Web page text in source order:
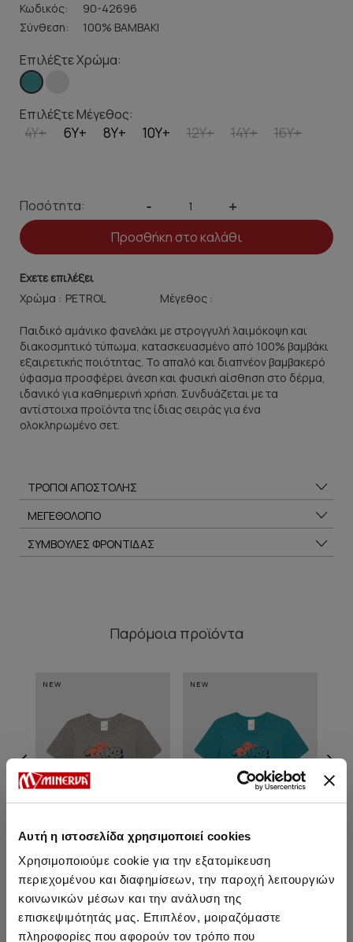
Αυτή η ιστοσελίδα χρησιμοποιεί cookies
Χρησιμοποιούμε cookie για την εξατομίκευση
περιεχομένου και διαφημίσεων, την παροχή λειτουργιών
κοινωνικών μέσων και την ανάλυση της
επισκεψιμότητάς μας. Επιπλέον, μοιραζόμαστε
πληροφορίες που αφορούν τον τρόπο που
Κωδικός:
90-42696
Σύνθεση:
100% ΒΑΜΒΑΚΙ
Επιλέξτε Χρώμα:
Επιλέξτε Μέγεθος:
4Y+ 6Y+ 8Y+ 10Y+ 12Y+ 14Y+ 16Y+
Ποσότητα: - +
Προσθήκη στο καλάθι
Εχετε επιλέξει
Χρώμα :
Μέγεθος :
Παιδικό αμάνικο φανελάκι με στρογγυλή λαιμόκοψη και
διακοσμητικό τύπωμα, κατασκευασμένο από 100% βαμβάκι
εξαιρετικής ποιότητας. Το απαλό και διαπνέον βαμβακερό
ύφασμα προσφέρει άνεση και φυσική αίσθηση στο δέρμα,
ιδανικό για καθημερινή χρήση. Συνδυάζεται με τα
αντίστοιχα προϊόντα της ίδιας σειράς για ένα
ολοκληρωμένο σετ.
ΤΡΟΠΟΙ ΑΠΟΣΤΟΛΗΣ
ΜΕΓΕΘΟΛΟΓΙΟ
ΣΥΜΒΟΥΛΕΣ ΦΡΟΝΤΙΔΑΣ
Παρόμοια προϊόντα
NEW
Take It Easy Κοντομάνικο
Παιδικό Φανελάκι
Από 7,40 € έως 8,20 €
NEW
Take It Easy Κοντομάνικο
Παιδικό Φανελάκι
Από 7,40 € έως 8,20 €